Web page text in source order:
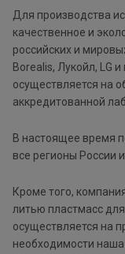
Для производства
качественное и
российских и
Borealis, Лукойл, LG
осуществляется на
аккредитованной
В настоящее время
все регионы России
Кроме того,
литью пластмасс
осуществляется на
необходимости